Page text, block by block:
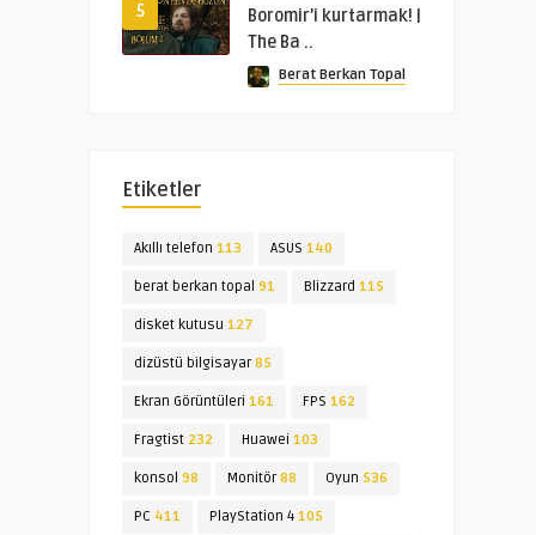
5
Boromir’i kurtarmak! |
The Ba ..
Berat Berkan Topal
Etiketler
Akıllı telefon 113 ASUS 140
berat berkan topal 91 Blizzard 115
disket kutusu 127
dizüstü bilgisayar85
Ekran Görüntüleri 161 FPS 162
Fragtist 232 Huawei 103
konsol 98 Monitör88 Oyun 536
PC 411 PlayStation 4 105